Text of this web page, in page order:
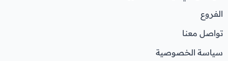
الفروع
تواصل معنا
سياسة الخصوصية